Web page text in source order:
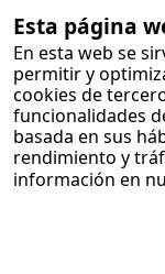
Esta página
En esta web se
permitir y
cookies de
funcionalidades
basada en sus
rendimiento y
información en